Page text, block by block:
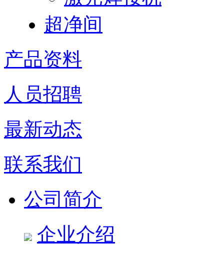
超净间
产品资料
人员招聘
最新动态
联系我们
公司简介
企业介绍